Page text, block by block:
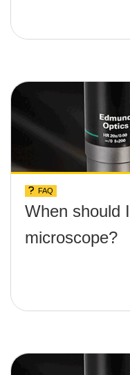
FAQ
When should
microscope?